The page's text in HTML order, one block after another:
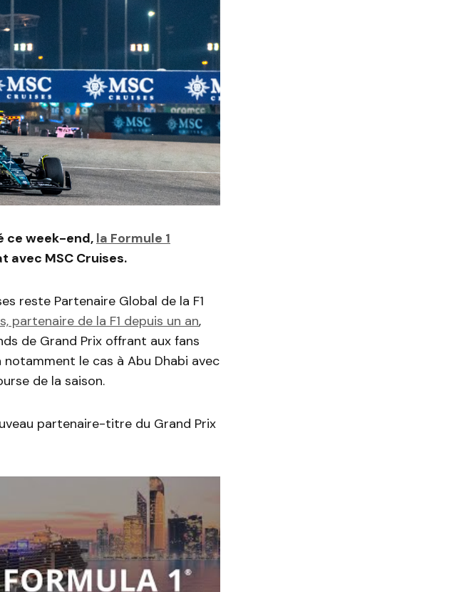
ce week-end, la Formule 1
avec MSC Cruises.
reste Partenaire Global de la F1
partenaire de la F1 depuis un an,
de Grand Prix offrant aux fans
notamment le cas à Abu Dhabi avec
de la saison.
partenaire-titre du Grand Prix